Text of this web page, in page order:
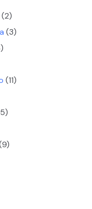
(2)
(3)
(11)